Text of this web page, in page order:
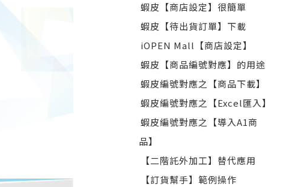
蝦皮【商店設定】很簡單
蝦皮【待出貨訂單】下載
iOPEN Mall【商店設定】
蝦皮【商品編號對應】的用途
蝦皮編號對應之【商品下載】
蝦皮編號對應之【Excel匯入】
蝦皮編號對應之【導入A1商
品】
【二階託外加工】替代應用
【訂貨幫手】範例操作